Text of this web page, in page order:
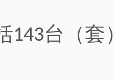
143台（套